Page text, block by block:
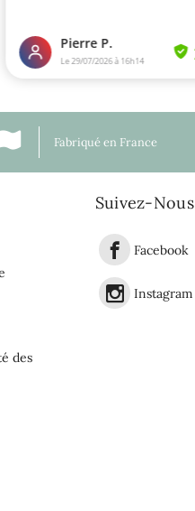
Fabriqué en France
des
Suivez-Nous
Facebook
Instagram